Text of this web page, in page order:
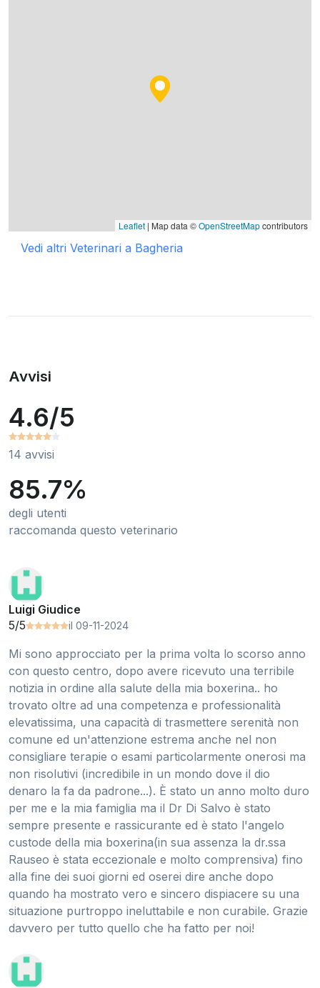
Leaflet | Map data ©OpenStreetMapcontributors
Vedi altri Veterinari a Bagheria
Avvisi
4.6/5
14 avvisi
85.7%
degli utenti
raccomanda questo veterinario
Luigi Giudice
5/5
il 09-11-2024
Mi sono approcciato per la prima volta lo scorso anno
con questo centro, dopo avere ricevuto una terribile
notizia in ordine alla salute della mia boxerina.. ho
trovato oltre ad una competenza e professionalità
elevatissima, una capacità di trasmettere serenità non
comune ed un'attenzione estrema anche nel non
consigliare terapie o esami particolarmente onerosi ma
non risolutivi (incredibile in un mondo dove il dio
denaro la fa da padrone...). È stato un anno molto duro
per me e la mia famiglia ma il Dr Di Salvo è stato
sempre presente e rassicurante ed è stato l'angelo
custode della mia boxerina(in sua assenza la dr.ssa
Rauseo è stata eccezionale e molto comprensiva) fino
alla fine dei suoi giorni ed oserei dire anche dopo
quando ha mostrato vero e sincero dispiacere su una
situazione purtroppo ineluttabile e non curabile. Grazie
davvero per tutto quello che ha fatto per noi!